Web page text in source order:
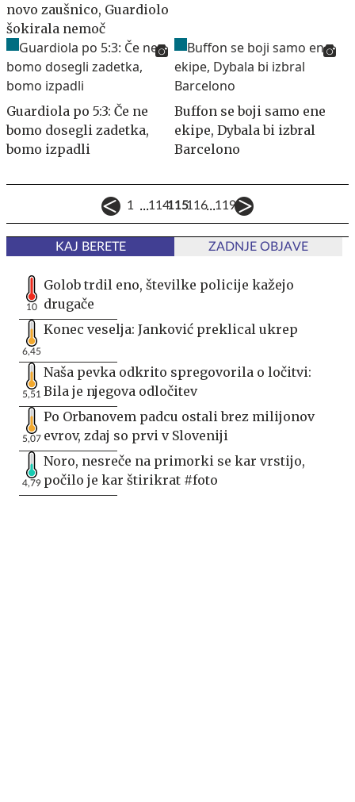
novo zaušnico, Guardiolo
šokirala nemoč
Guardiola po 5:3: Če ne
bomo dosegli zadetka,
bomo izpadli
Buffon se boji samo ene
ekipe, Dybala bi izbral
Barcelono
1 ...114115116...119
KAJ BERETE ZADNJE OBJAVE
10
Golob trdil eno, številke policije kažejo
drugače
6,45
Konec veselja: Janković preklical ukrep
5,51
Naša pevka odkrito spregovorila o ločitvi:
Bila je njegova odločitev
5,07
Po Orbanovem padcu ostali brez milijonov
evrov, zdaj so prvi v Sloveniji
4,79
Noro, nesreče na primorki se kar vrstijo,
počilo je kar štirikrat #foto